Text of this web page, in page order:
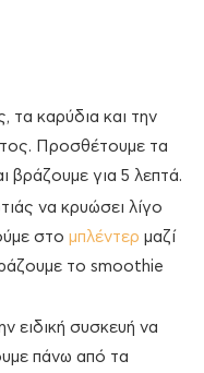
τα καρύδια και την
Προσθέτουμε τα
βράζουμε για 5 λεπτά.
να κρυώσει λίγο
στο μπλέντερ μαζί
το smoothie
ειδική συσκευή να
πάνω από τα